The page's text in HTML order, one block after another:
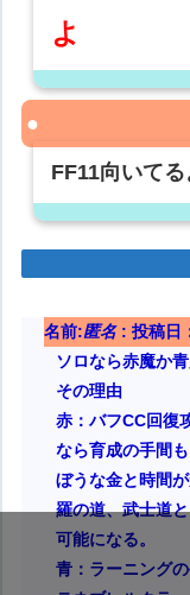
よ
FF11向いてる
名前:匿名: 投稿日
ソロなら赤魔か
その理由
赤：バフCC回復
なら育成の手間
ぼうな金と時間
羅の道、武士道
可能になる。
青：ラーニング